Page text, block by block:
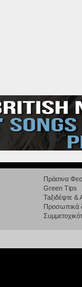
Πράσινα
Green Tips
Taξιδέψτε
Προσωπικά